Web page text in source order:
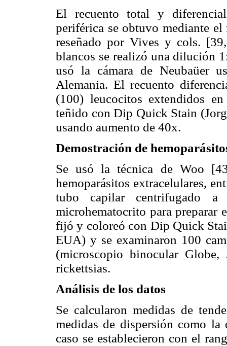
El recuento total y
periférica se obtuvo mediante
reseñado por Vives y cols.
blancos se realizó una dilución
usó la cámara de Neubaüer
Alemania. El recuento
(100) leucocitos extendidos
teñido con Dip Quick Stain
usando aumento de 40x.
Demostración de
Se usó la técnica de Woo
hemoparásitos extracelulares,
tubo capilar centrifugado
microhematocrito para preparar
fijó y coloreó con Dip Quick
EUA) y se examinaron 100
(microscopio binocular
rickettsias.
Análisis de los datos
Se calcularon medidas de
medidas de dispersión como la
caso se establecieron con el